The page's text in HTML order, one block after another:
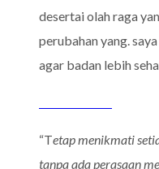
desertai olah raga
perubahan yang.
agar badan lebih
“Tetap menikmati
tanpa ada perasaan